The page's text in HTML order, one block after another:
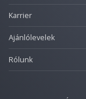
Karrier
Ajánlólevelek
Rólunk